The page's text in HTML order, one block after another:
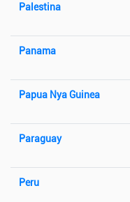
Palestina
Panama
Papua Nya Guinea
Paraguay
Peru